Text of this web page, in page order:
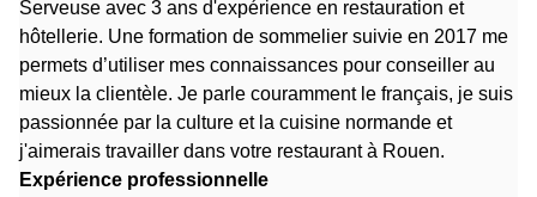
Serveuse avec 3 ans d'expérience en restauration et
hôtellerie. Une formation de sommelier suivie en 2017 me
permets d’utiliser mes connaissances pour conseiller au
mieux la clientèle. Je parle couramment le français, je suis
passionnée par la culture et la cuisine normande et
j'aimerais travailler dans votre restaurant à Rouen.
Expérience professionnelle